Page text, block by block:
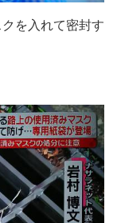
を入れて密封す